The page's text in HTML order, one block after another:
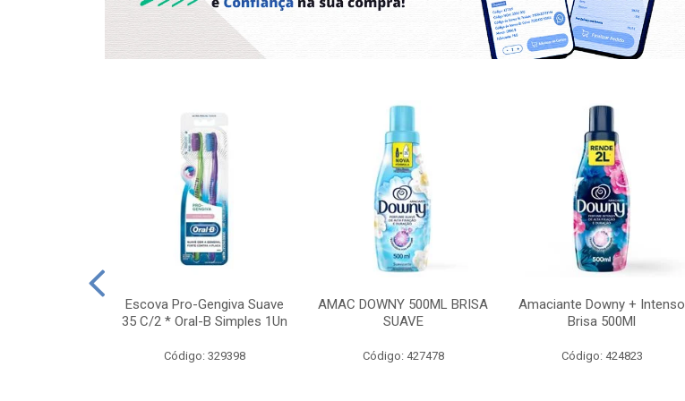
Escova Pro-Gengiva Suave
35 C/2 * Oral-B Simples 1Un
Código: 329398
AMAC DOWNY 500ML BRISA
SUAVE
Código: 427478
Amaciante Downy + Intenso
Brisa 500Ml
Código: 424823